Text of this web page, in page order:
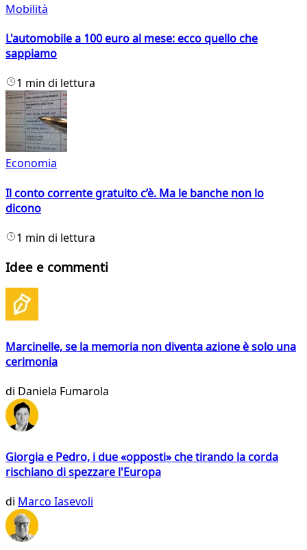
Mobilità
L'automobile a 100 euro al mese: ecco quello che
sappiamo
1 min di lettura
Economia
Il conto corrente gratuito c’è. Ma le banche non lo
dicono
1 min di lettura
Idee e commenti
Marcinelle, se la memoria non diventa azione è solo una
cerimonia
di Daniela Fumarola
Giorgia e Pedro, i due «opposti» che tirando la corda
rischiano di spezzare l'Europa
di Marco Iasevoli